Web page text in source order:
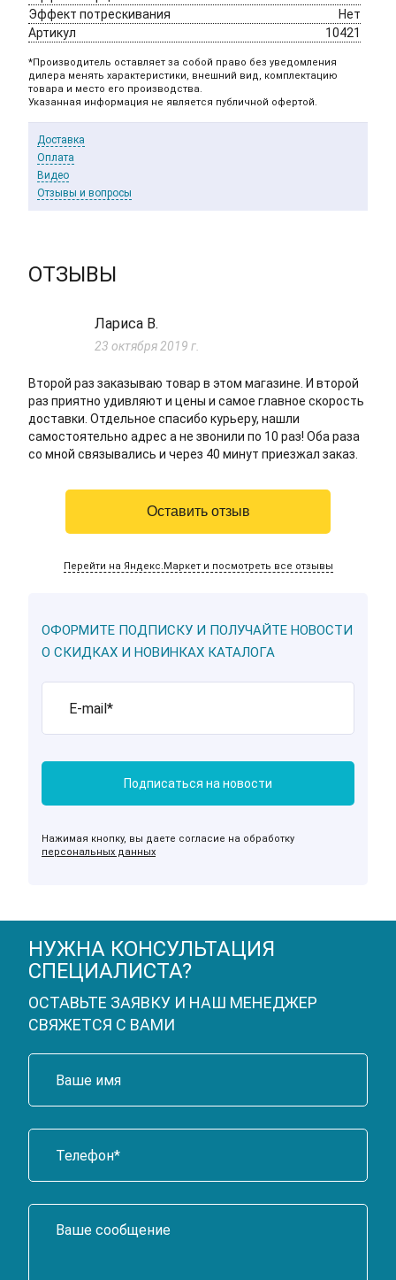
Эффект потрескивания
Нет
Артикул
10421
*Производитель оставляет за собой право без уведомления
дилера менять характеристики, внешний вид, комплектацию
товара и место его производства.
Указанная информация не является публичной офертой.
Доставка
Оплата
Видео
Отзывы и вопросы
ОТЗЫВЫ
Лариса В.
23 октября 2019 г.
Второй раз заказываю товар в этом магазине. И второй
раз приятно удивляют и цены и самое главное скорость
доставки. Отдельное спасибо курьеру, нашли
самостоятельно адрес а не звонили по 10 раз! Оба раза
со мной связывались и через 40 минут приезжал заказ.
Оставить отзыв
Перейти на Яндекс.Маркет и посмотреть все отзывы
ОФОРМИТЕ ПОДПИСКУ И ПОЛУЧАЙТЕ НОВОСТИ
О СКИДКАХ И НОВИНКАХ КАТАЛОГА
Нажимая кнопку, вы даете согласие на обработку
персональных данных
НУЖНА КОНСУЛЬТАЦИЯ
СПЕЦИАЛИСТА?
ОСТАВЬТЕ ЗАЯВКУ И НАШ МЕНЕДЖЕР
СВЯЖЕТСЯ С ВАМИ